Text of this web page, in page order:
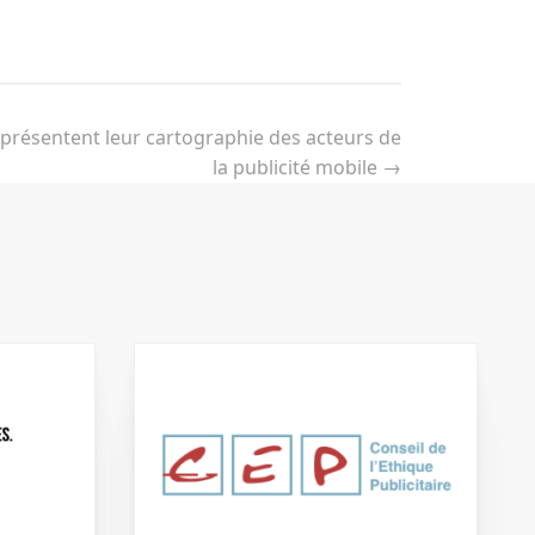
présentent leur cartographie des acteurs de
la publicité mobile →